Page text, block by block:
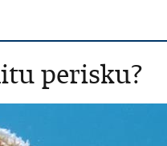
perisku?